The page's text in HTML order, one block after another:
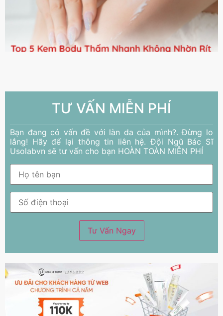
TƯ VẤN MIỄN PHÍ
Bạn đang có vấn đề với làn da của mình?. Đừng lo
lắng! Hãy để lại thông tin liên hệ. Đội Ngũ Bác Sĩ
Usolabvn sẽ tư vấn cho bạn HOÀN TOÀN MIỄN PHÍ